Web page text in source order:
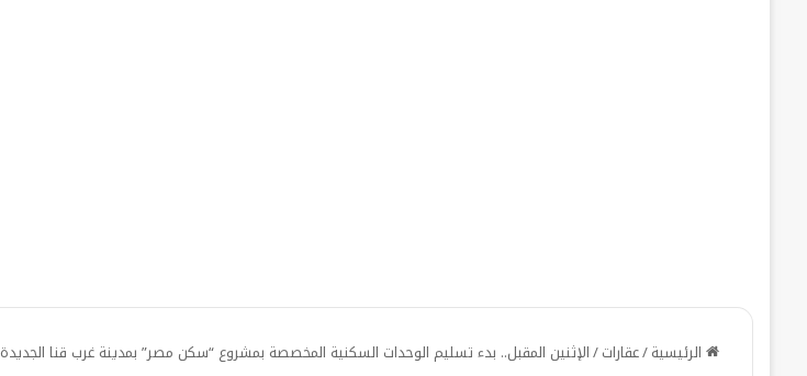
الرئيسية/عقارات/الإثنين المقبل.. بدء تسليم الوحدات السكنية المخصصة بمشروع “سكن مصر” بمدينة غرب قنا الجديدة